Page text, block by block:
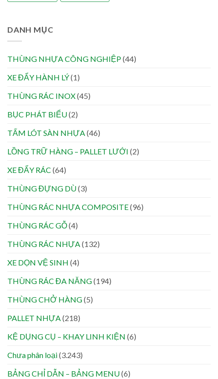
DANH MỤC
THÙNG NHỰA CÔNG NGHIỆP(44)
XE ĐẨY HÀNH LÝ(1)
THÙNG RÁC INOX(45)
BỤC PHÁT BIỂU(2)
TẤM LÓT SÀN NHỰA(46)
LỒNG TRỮ HÀNG – PALLET LƯỚI (2)
XE ĐẨY RÁC (64)
THÙNG ĐỰNG DÙ(3)
THÙNG RÁC NHỰA COMPOSITE(96)
THÙNG RÁC GỖ(4)
THÙNG RÁC NHỰA(132)
XE DỌN VỆ SINH (4)
THÙNG RÁC ĐA NĂNG(194)
THÙNG CHỞ HÀNG(5)
PALLET NHỰA(218)
KỆ DỤNG CỤ – KHAY LINH KIỆN (6)
Chưa phân loại(3.243)
BẢNG CHỈ DẪN – BẢNG MENU(6)